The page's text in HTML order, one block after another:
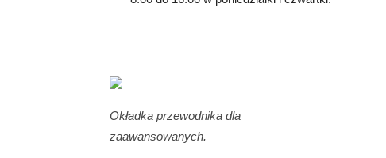
Okładka przewodnika dla
zaawansowanych.